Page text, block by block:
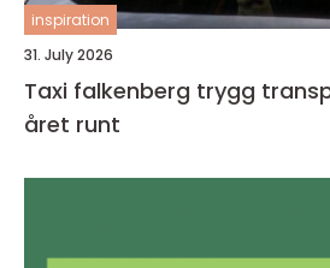
inspiration
31. July 2026
Taxi falkenberg trygg transport längs kusten
året runt